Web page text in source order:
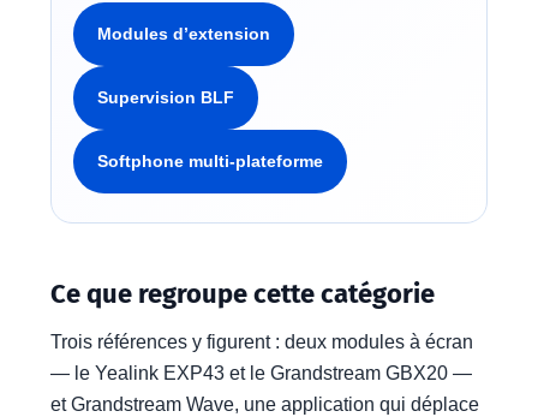
Modules d’extension
Supervision BLF
Softphone multi-plateforme
Ce que regroupe cette catégorie
Trois références y figurent : deux modules à écran
— le Yealink EXP43 et le Grandstream GBX20 —
et Grandstream Wave, une application qui déplace